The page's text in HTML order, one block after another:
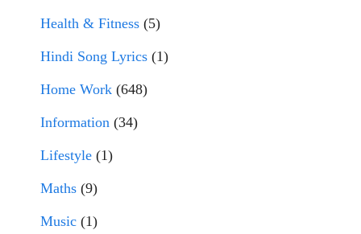
Health & Fitness (5)
Hindi Song Lyrics (1)
Home Work (648)
Information (34)
Lifestyle (1)
Maths (9)
Music (1)